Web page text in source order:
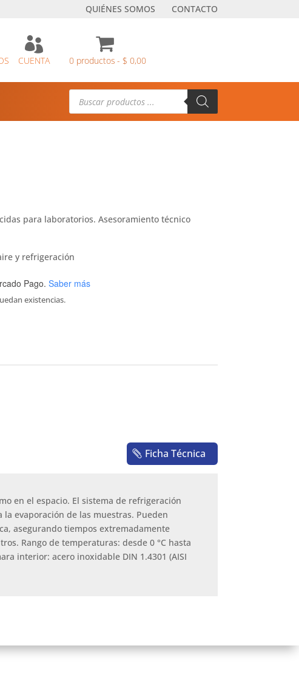
QUIÉNES SOMOS CONTACTO

CUENTA 0 productos $ 0,00
Búsqueda
productos
para laboratorios. Asesoramiento técnico
y refrigeración
Pago. Saber más
existencias.
Ficha Técnica
en el espacio. El sistema de refrigeración
evaporación de las muestras. Pueden
asegurando tiempos extremadamente
Rango de temperaturas: desde 0 °C hasta
interior: acero inoxidable DIN 1.4301 (AISI